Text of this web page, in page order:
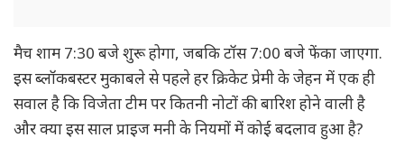
मैच शाम 7:30 बजे शुरू होगा, जबकि टॉस 7:00 बजे फेंका जाएगा.
इस ब्लॉकबस्टर मुकाबले से पहले हर क्रिकेट प्रेमी के जेहन में एक ही
सवाल है कि विजेता टीम पर कितनी नोटों की बारिश होने वाली है
और क्या इस साल प्राइज मनी के नियमों में कोई बदलाव हुआ है?